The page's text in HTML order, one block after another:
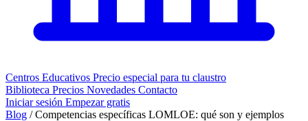
Centros Educativos Precio especial para tu claustro
Biblioteca Precios Novedades Contacto
Iniciar sesión Empezar gratis
Blog /Competencias específicas LOMLOE: qué son y ejemplos